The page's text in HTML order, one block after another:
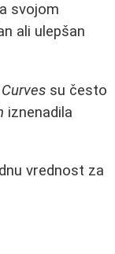
svojom
ali ulepšan
su često
iznenadila
vrednost za